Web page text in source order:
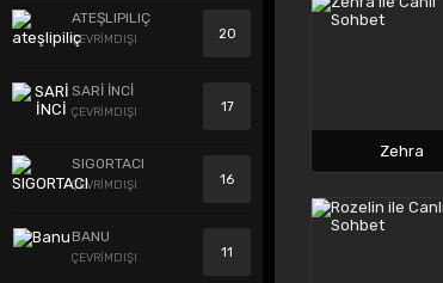
ATEŞLIPILIÇ
ÇEVRİMDIŞI 20
SARİ İNCİ
ÇEVRİMDIŞI 17
SIGORTACI
ÇEVRİMDIŞI 16
BANU
ÇEVRİMDIŞI 11
Zehra